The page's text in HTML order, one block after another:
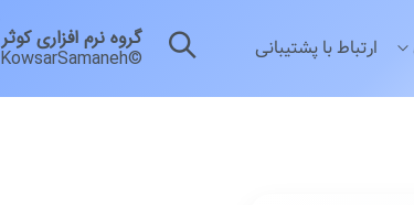
ارتباط با پشتیبانی گروه نرم افزاری کوثر
KowsarSamaneh©